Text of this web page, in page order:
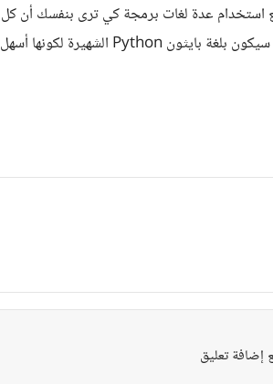
مع استخدام عدة لغات برمجة كي ترى بنفسك أن كل
لغة تختلف عن غيرها في مجال بعينه أو مهام بعينها، لكن مع هذا فأغلب محتوى الكتاب سيكون بلغة بايثون Python الشهيرة لكونها أسهل
تعليق